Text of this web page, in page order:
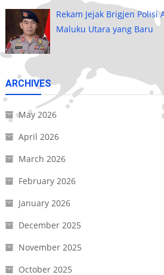
Rekam Jejak Brigjen
Maluku Utara yang Baru
ARCHIVES
May 2026
April 2026
March 2026
February 2026
January 2026
December 2025
November 2025
October 2025